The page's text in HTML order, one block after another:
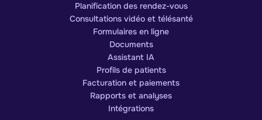
Planification des rendez-vous
Consultations vidéo et télésanté
Formulaires en ligne
Documents
Assistant IA
Profils de patients
Facturation et paiements
Rapports et analyses
Intégrations